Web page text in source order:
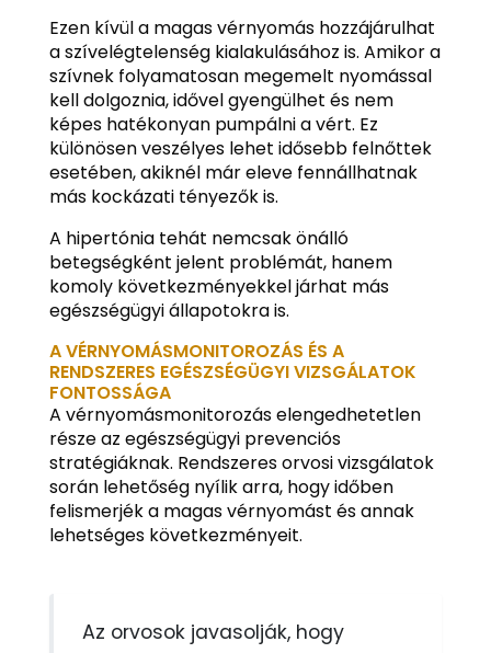
Ezen kívül a magas vérnyomás hozzájárulhat
a szívelégtelenség kialakulásához is. Amikor a
szívnek folyamatosan megemelt nyomással
kell dolgoznia, idővel gyengülhet és nem
képes hatékonyan pumpálni a vért. Ez
különösen veszélyes lehet idősebb felnőttek
esetében, akiknél már eleve fennállhatnak
más kockázati tényezők is.
A hipertónia tehát nemcsak önálló
betegségként jelent problémát, hanem
komoly következményekkel járhat más
egészségügyi állapotokra is.
A VÉRNYOMÁSMONITOROZÁS ÉS A
RENDSZERES EGÉSZSÉGÜGYI VIZSGÁLATOK
FONTOSSÁGA
A vérnyomásmonitorozás elengedhetetlen
része az egészségügyi prevenciós
stratégiáknak. Rendszeres orvosi vizsgálatok
során lehetőség nyílik arra, hogy időben
felismerjék a magas vérnyomást és annak
lehetséges következményeit.
Az orvosok javasolják, hogy